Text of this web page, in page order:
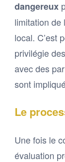
dangereux
limitation de
local. C’est
privilégie
avec des
sont
Le
Une fois le
évaluation